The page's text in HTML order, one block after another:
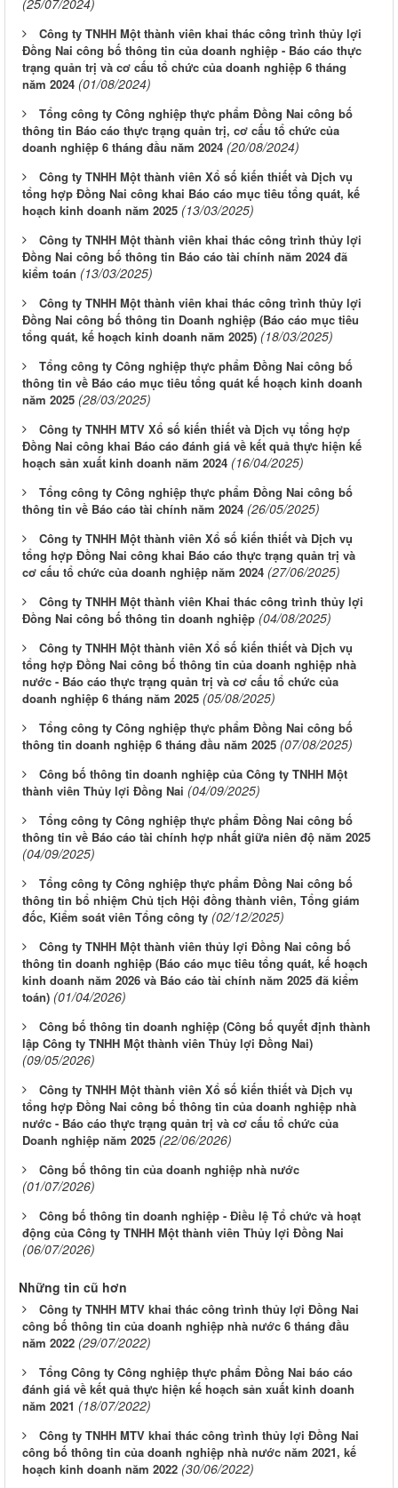
Công ty TNHH Một thành viên khai thác công trình thủy lợi
Đồng Nai công bố thông tin của doanh nghiệp - Báo cáo thực
trạng quản trị và cơ cấu tổ chức của doanh nghiệp 6 tháng
năm 2024 (01/08/2024)
Tổng công ty Công nghiệp thực phẩm Đồng Nai công bố
thông tin Báo cáo thực trạng quản trị, cơ cấu tổ chức của
doanh nghiệp 6 tháng đầu năm 2024 (20/08/2024)
Công ty TNHH Một thành viên Xổ số kiến thiết và Dịch vụ
tổng hợp Đồng Nai công khai Báo cáo mục tiêu tổng quát, kế
hoạch kinh doanh năm 2025 (13/03/2025)
Công ty TNHH Một thành viên khai thác công trình thủy lợi
Đồng Nai công bố thông tin Báo cáo tài chính năm 2024 đã
kiểm toán (13/03/2025)
Công ty TNHH Một thành viên khai thác công trình thủy lợi
Đồng Nai công bố thông tin Doanh nghiệp (Báo cáo mục tiêu
tổng quát, kế hoạch kinh doanh năm 2025) (18/03/2025)
Tổng công ty Công nghiệp thực phẩm Đồng Nai công bố
thông tin về Báo cáo mục tiêu tổng quát kế hoạch kinh doanh
năm 2025 (28/03/2025)
Công ty TNHH MTV Xổ số kiến thiết và Dịch vụ tổng hợp
Đồng Nai công khai Báo cáo đánh giá về kết quả thực hiện kế
hoạch sản xuất kinh doanh năm 2024 (16/04/2025)
Tổng công ty Công nghiệp thực phẩm Đồng Nai công bố
thông tin về Báo cáo tài chính năm 2024 (26/05/2025)
Công ty TNHH Một thành viên Xổ số kiến thiết và Dịch vụ
tổng hợp Đồng Nai công khai Báo cáo thực trạng quản trị và
cơ cấu tổ chức của doanh nghiệp năm 2024 (27/06/2025)
Công ty TNHH Một thành viên Khai thác công trình thủy lợi
Đồng Nai công bố thông tin doanh nghiệp (04/08/2025)
Công ty TNHH Một thành viên Xổ số kiến thiết và Dịch vụ
tổng hợp Đồng Nai công bố thông tin của doanh nghiệp nhà
nước - Báo cáo thực trạng quản trị và cơ cấu tổ chức của
doanh nghiệp 6 tháng năm 2025 (05/08/2025)
Tổng công ty Công nghiệp thực phẩm Đồng Nai công bố
thông tin doanh nghiệp 6 tháng đầu năm 2025 (07/08/2025)
Công bố thông tin doanh nghiệp của Công ty TNHH Một
thành viên Thủy lợi Đồng Nai (04/09/2025)
Tổng công ty Công nghiệp thực phẩm Đồng Nai công bố
thông tin về Báo cáo tài chính hợp nhất giữa niên độ năm 2025
(04/09/2025)
Tổng công ty Công nghiệp thực phẩm Đồng Nai công bố
thông tin bổ nhiệm Chủ tịch Hội đồng thành viên, Tổng giám
đốc, Kiểm soát viên Tổng công ty (02/12/2025)
Công ty TNHH Một thành viên thủy lợi Đồng Nai công bố
thông tin doanh nghiệp (Báo cáo mục tiêu tổng quát, kế hoạch
kinh doanh năm 2026 và Báo cáo tài chính năm 2025 đã kiểm
toán) (01/04/2026)
Công bố thông tin doanh nghiệp (Công bố quyết định thành
lập Công ty TNHH Một thành viên Thủy lợi Đồng Nai)
(09/05/2026)
Công ty TNHH Một thành viên Xổ số kiến thiết và Dịch vụ
tổng hợp Đồng Nai công bố thông tin của doanh nghiệp nhà
nước - Báo cáo thực trạng quản trị và cơ cấu tổ chức của
Doanh nghiệp năm 2025 (22/06/2026)
Công bố thông tin của doanh nghiệp nhà nước
(01/07/2026)
Công bố thông tin doanh nghiệp - Điều lệ Tổ chức và hoạt
động của Công ty TNHH Một thành viên Thủy lợi Đồng Nai
(06/07/2026)
Những tin cũ hơn
Công ty TNHH MTV khai thác công trình thủy lợi Đồng Nai
công bố thông tin của doanh nghiệp nhà nước 6 tháng đầu
năm 2022 (29/07/2022)
Tổng Công ty Công nghiệp thực phẩm Đồng Nai báo cáo
đánh giá về kết quả thực hiện kế hoạch sản xuất kinh doanh
năm 2021 (18/07/2022)
Công ty TNHH MTV khai thác công trình thủy lợi Đồng Nai
công bố thông tin của doanh nghiệp nhà nước năm 2021, kế
hoạch kinh doanh năm 2022 (30/06/2022)